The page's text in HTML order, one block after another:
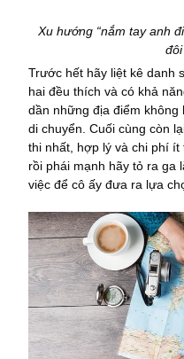
Xu hướng “nắm tay anh
Trước hết hãy liệt kê danh
hai đều thích và có khả
dần những địa điểm không
di chuyển. Cuối cùng còn
thi nhất, hợp lý và chi phí
rồi phái mạnh hãy tỏ ra ga
việc để cô ấy đưa ra lựa